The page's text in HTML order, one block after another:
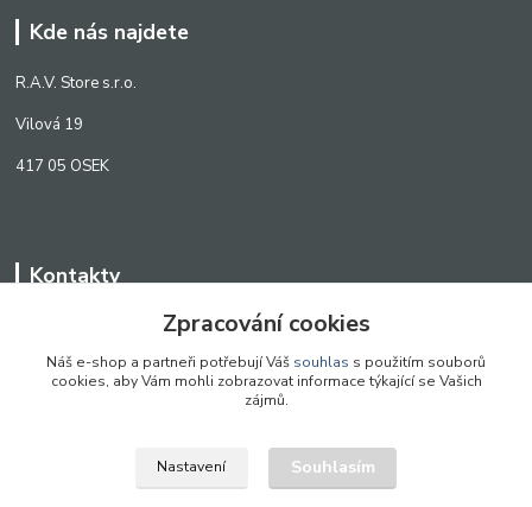
Kde nás najdete
R.A.V. Store s.r.o.
Vilová 19
417 05 OSEK
Kontakty
+420 776 242 909
Zpracování cookies
Náš e-shop a partneři potřebují Váš souhlas s použitím souborů
cookies, aby Vám mohli zobrazovat informace týkající se Vašich
zájmů.
Nastavení Souhlasím